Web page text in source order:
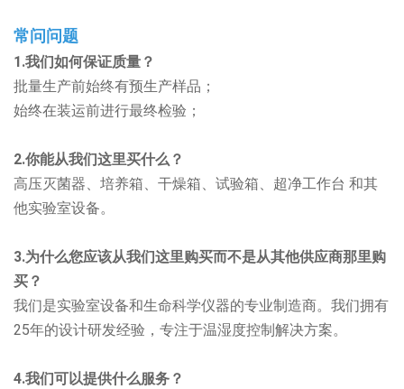
常问问题
1.我们如何保证质量？
批量生产前始终有预生产样品；
始终在装运前进行最终检验；
2.你能从我们这里买什么？
高压灭菌器、培养箱、干燥箱、试验箱、超净工作台 和其
他实验室设备。
3.为什么您应该从我们这里购买而不是从其他供应商那里购
买？
我们是实验室设备和生命科学仪器的专业制造商。我们拥有
25年的设计研发经验，专注于温湿度控制解决方案。
4.我们可以提供什么服务？